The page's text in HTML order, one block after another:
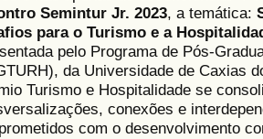
Semintur Jr. 2023, a temática:
para o Turismo e a
pelo Programa de Pós-
da Universidade de Caxias
Turismo e Hospitalidade se
conexões e
com o desenvolvimento